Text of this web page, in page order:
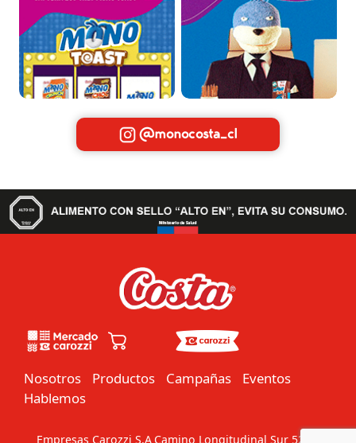
@monocosta_cl
Nosotros Productos Campañas
Eventos
Hablemos
Empresas Carozzi S.A Camino Longitudinal Sur 5201